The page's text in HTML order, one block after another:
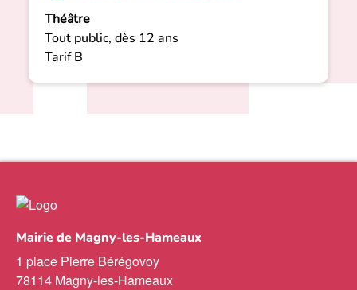
Théâtre
Tout public, dès 12 ans
Tarif B
Mairie de Magny-les-Hameaux
1 place Pierre Bérégovoy
78114 Magny-les-Hameaux